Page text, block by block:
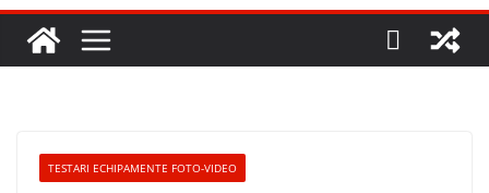
TESTARI ECHIPAMENTE FOTO-VIDEO